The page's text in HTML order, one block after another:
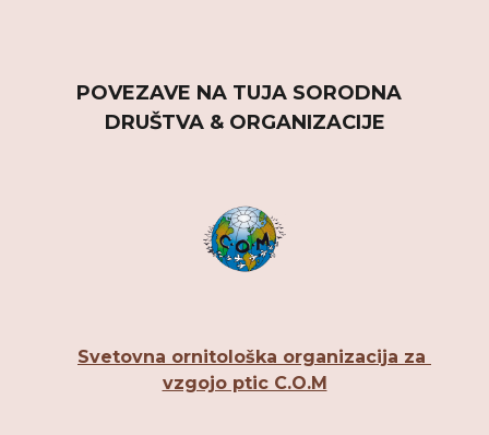
POVEZAVE NA TUJA SORODNA
DRUŠTVA & ORGANIZACIJE
Svetovna ornitološka organizacija za
vzgojo ptic C.O.M